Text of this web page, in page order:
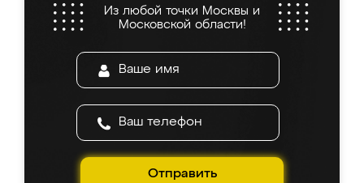
Из любой точки Москвы и
Московской области!
Отправить